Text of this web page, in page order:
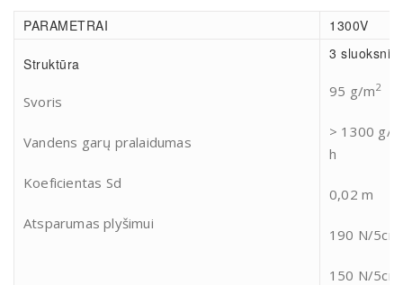
PARAMETRAI 1300V
Struktūra
Svoris
Vandens garų pralaidumas
Koeficientas Sd
Atsparumas plyšimui
3 sluoksniai
95 g/m2
> 1300 g/m
h
0,02 m
190 N/5cm
150 N/5cm